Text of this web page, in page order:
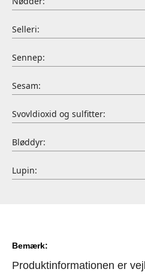
Selleri:
Sennep:
Sesam:
Svovldioxid og sulfitter:
Bløddyr:
Lupin:
Bemærk:
Produktinformationen er